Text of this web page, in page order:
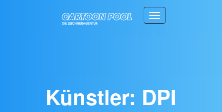
Toggle navigation
Künstler: DPI